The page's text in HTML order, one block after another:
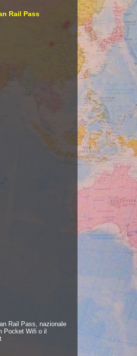
Rail Pass
Rail Pass, nazionale
Pocket Wifi o il